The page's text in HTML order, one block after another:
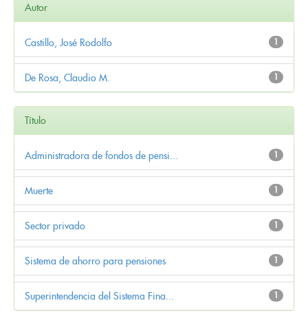
Autor
1
Castillo, José Rodolfo
1
De Rosa, Claudio M.
Título
1
Administradora de fondos de pensi...
1
Muerte
1
Sector privado
1
Sistema de ahorro para pensiones
1
Superintendencia del Sistema Fina...